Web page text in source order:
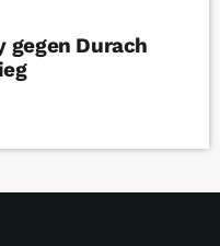
gegen Durach